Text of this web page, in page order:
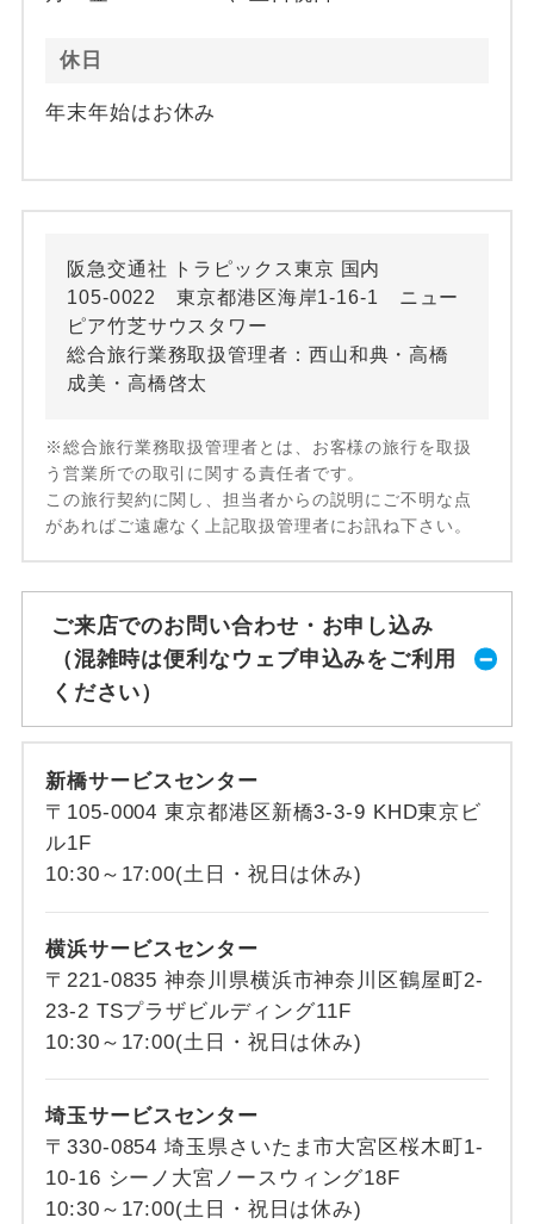
休日
年末年始はお休み
阪急交通社 トラピックス東京 国内
105-0022 東京都港区海岸1-16-1 ニュー
ピア竹芝サウスタワー
総合旅行業務取扱管理者：西山和典・高橋
成美・高橋啓太
※総合旅行業務取扱管理者とは、お客様の旅行を取扱
う営業所での取引に関する責任者です。
この旅行契約に関し、担当者からの説明にご不明な点
があればご遠慮なく上記取扱管理者にお訊ね下さい。
ご来店でのお問い合わせ・お申し込み
（混雑時は便利なウェブ申込みをご利用
ください）
新橋サービスセンター
〒105-0004 東京都港区新橋3-3-9 KHD東京ビ
ル1F
10:30～17:00(土日・祝日は休み)
横浜サービスセンター
〒221-0835 神奈川県横浜市神奈川区鶴屋町2-
23-2 TSプラザビルディング11F
10:30～17:00(土日・祝日は休み)
埼玉サービスセンター
〒330-0854 埼玉県さいたま市大宮区桜木町1-
10-16 シーノ大宮ノースウィング18F
10:30～17:00(土日・祝日は休み)